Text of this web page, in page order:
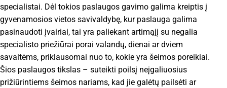
specialistai. Dėl tokios paslaugos gavimo galima kreiptis į
gyvenamosios vietos savivaldybę, kur paslauga galima
pasinaudoti įvairiai, tai yra paliekant artimąjį su negalia
specialisto priežiūrai porai valandų, dienai ar dviem
savaitėms, priklausomai nuo to, kokie yra šeimos poreikiai.
Šios paslaugos tikslas – suteikti poilsį neįgaliuosius
prižiūrintiems šeimos nariams, kad jie galėtų pailsėti ar